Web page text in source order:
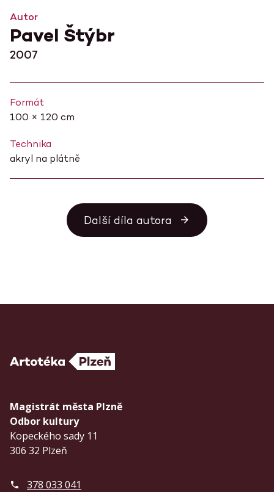
Autor
Pavel Štýbr
2007
Formát
100 × 120 cm
Technika
akryl na plátně
Další díla autora
Magistrát města Plzně
Odbor kultury
Kopeckého sady 11
306 32 Plzeň
378 033 041